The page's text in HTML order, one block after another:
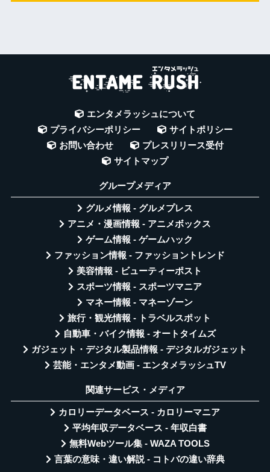
エンタメラッシュについて
プライバシーポリシー
サイトポリシー
お問い合わせ
プレスリリース受付
サイトマップ
グループメディア
グルメ情報 - グルメプレス
アニメ・漫画情報 - アニメボックス
ゲーム情報 - ゲームハック
ファッション情報 - ファッショントレンド
美容情報 - ビューティーポスト
スポーツ情報 - スポーツマニア
マネー情報 - マネーゾーン
旅行・観光情報 - トラベルスポット
自動車・バイク情報 - オートタイムズ
ガジェット・デジタル製品情報 - デジタルガジェット
芸能・エンタメ動画 - エンタメラッシュTV
関連サービス・メディア
カロリーデータベース - カロリーマニア
平均年収データベース - 年収白書
無料Webツール集 - WAZA TOOLS
言葉の意味・違い解説 - コトバの違い辞典